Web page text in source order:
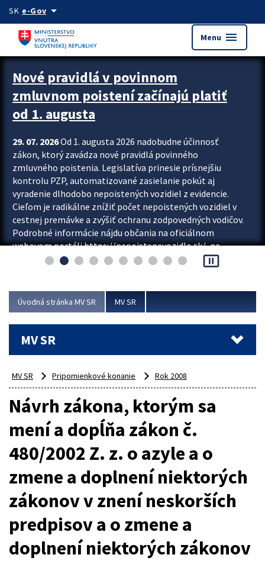
Preskocit na hlavný obsah
SK e-Govarrow_drop_down
Menu menu
Zastavit automatický posun upútavok
Nové pravidlá v povinnom
zmluvnom poistení začínajú platiť
od 1. augusta
29. 07. 2026Od 1. augusta 2026 nadobudne účinnosť
zákon, ktorý zavádza nové pravidlá povinného
zmluvného poistenia. Legislatíva prinesie prísnejšiu
kontrolu PZP, automatizované zasielanie pokút aj
vyradenie dlhodobo nepoistených vozidiel z evidencie.
Cieľom je radikálne znížiť počet nepoistených vozidiel v
cestnej premávke a zvýšiť ochranu zodpovedných vodičov.
Podrobné informácie nájdu občania na oficiálnom
webovom portáli https://nepoistenevozidlo.sk/, na
ktorom od augusta pribudne aj možnosť overiť si...
pause_presentation
Úvodná stránka MV SR MV SR
MV SR
MV SR Pripomienkové konanie Rok 2008
Návrh zákona, ktorým sa
mení a dopĺňa zákon č.
480/2002 Z. z. o azyle a o
zmene a doplnení niektorých
zákonov v znení neskorších
predpisov a o zmene a
doplnení niektorých zákonov